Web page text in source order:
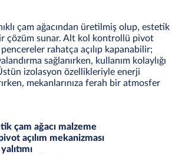
çam ağacından üretilmiş olup, estetik
çözüm sunar. Alt kol kontrollü pivot
rahatça açılıp kapanabilir;
sağlanırken, kullanım kolaylığı
izolasyon özellikleriyle enerji
mekanlarınıza ferah bir atmosfer
çam ağacı malzeme
açılım mekanizması